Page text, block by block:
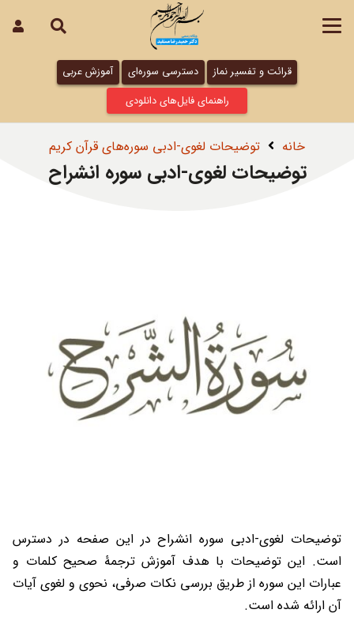
قرائت و تفسیر نماز دسترسی سوره‌ای
آموزش عربی
راهنمای فایل‌های دانلودی
خانه توضیحات لغوی-ادبی سوره‌های قرآن کریم
توضیحات لغوی-ادبی سوره انشراح
توضیحات لغوی-ادبی سوره انشراح در این صفحه در دسترس
است. این توضیحات با هدف آموزش ترجمۀ صحیح کلمات و
عبارات این سوره از طریق بررسی نکات صرفی، نحوی و لغوی آیات
آن ارائه شده است.